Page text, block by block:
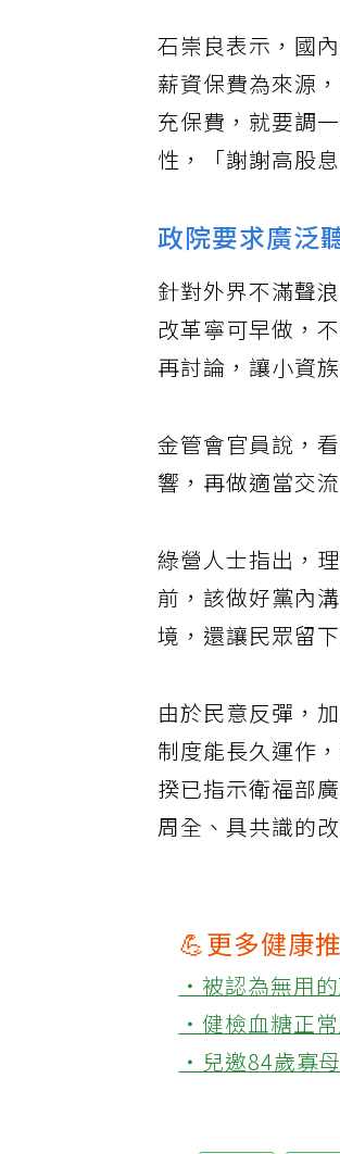
石崇良表示，國
薪資保費為來源
充保費，就要調
性，「謝謝高股
政院要求廣泛
針對外界不滿聲
改革寧可早做，
再討論，讓小資
金管會官員說，
響，再做適當交流
綠營人士指出，
前，該做好黨內
境，還讓民眾留
由於民意反彈，
制度能長久運作
揆已指示衛福部
周全、具共識的
💪更多健康
‧被認為無用
‧健檢血糖正
‧兒邀84歲寡